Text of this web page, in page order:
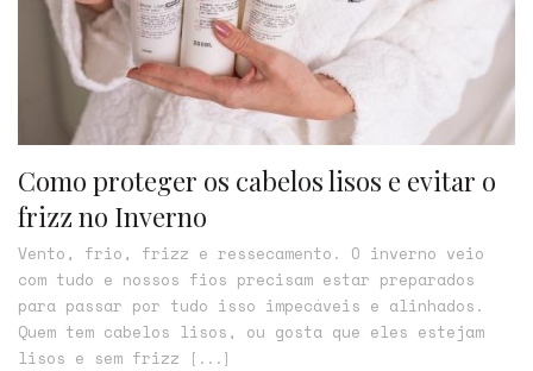
Como proteger os cabelos lisos e evitar o
frizz no Inverno
Vento, frio, frizz e ressecamento. O inverno veio
com tudo e nossos fios precisam estar preparados
para passar por tudo isso impecáveis e alinhados.
Quem tem cabelos lisos, ou gosta que eles estejam
lisos e sem frizz
[...]